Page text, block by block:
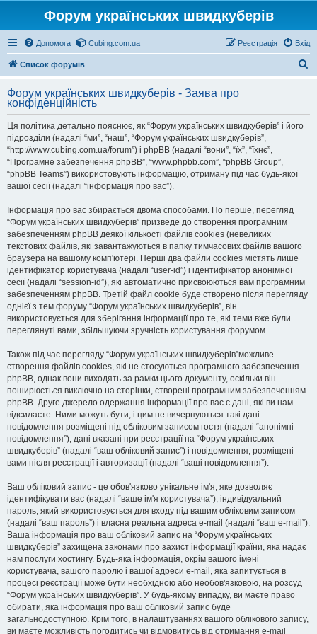
Форум українських швидкуберів
Допомога Cubing.com.ua Вхід
Реєстрація
Список форумів
у
Форум українських швидкуберів - Заява про
конфіденційність
Ця політика детально пояснює, як “Форум українських швидкуберів” і його
підрозділи (надалі “ми”, “наш”, “Форум українських швидкуберів”,
“http://www.cubing.com.ua/forum”) і phpBB (надалі “вони”, “їх”, “їхнє”,
“Програмне забезпечення phpBB”, “www.phpbb.com”, “phpBB Group”,
“phpBB Teams”) використовують інформацію, отриману під час будь-якої
вашої сесії (надалі “інформація про вас”).
Інформація про вас збирається двома способами. По перше, перегляд
“Форум українських швидкуберів” призведе до створення програмним
забезпеченням phpBB деякої кількості файлів cookies (невеликих
текстових файлів, які завантажуються в папку тимчасових файлів вашого
браузера на вашому комп'ютері. Перші два файли cookies містять лише
ідентифікатор користувача (надалі “user-id”) і ідентифікатор анонімної
сесії (надалі “session-id”), які автоматично присвоюються вам програмним
забезпеченням phpBB. Третій файл cookie буде створено після перегляду
однієї з тем форуму “Форум українських швидкуберів”, він
використовується для зберігання інформації про те, які теми вже були
переглянуті вами, збільшуючи зручність користування форумом.
Також під час перегляду “Форум українських швидкуберів”можливе
створення файлів cookies, які не стосуються програмного забезпечення
phpBB, однак вони виходять за рамки цього документу, оскільки він
поширюється виключно на сторінки, створені програмним забезпеченням
phpBB. Друге джерело одержання інформації про вас є дані, які ви нам
відсилаєте. Ними можуть бути, і цим не вичерпуються такі дані:
повідомлення розміщені під обліковим записом гостя (надалі “анонімні
повідомлення”), дані вказані при реєстрації на “Форум українських
швидкуберів” (надалі “ваш обліковий запис”) і повідомлення, розміщені
вами після реєстрації і авторизації (надалі “ваші повідомлення”).
Ваш обліковий запис - це обов'язково унікальне ім'я, яке дозволяє
ідентифікувати вас (надалі “ваше ім'я користувача”), індивідуальний
пароль, який використовується для входу під вашим обліковим записом
(надалі “ваш пароль”) і власна реальна адреса e-mail (надалі “ваш e-mail”).
Ваша інформація про ваш обліковий запис на “Форум українських
швидкуберів” захищена законами про захист інформації країни, яка надає
нам послуги хостингу. Будь-яка інформація, окрім вашого імені
користувача, вашого паролю і вашої адреси e-mail, яка запитується в
процесі реєстрації може бути необхідною або необов'язковою, на розсуд
“Форум українських швидкуберів”. У будь-якому випадку, ви маєте право
обирати, яка інформація про ваш обліковий запис буде
загальнодоступною. Крім того, в налаштуваннях вашого облікового запису,
ви маєте можливість погодитись чи відмовитись від отримання e-mail